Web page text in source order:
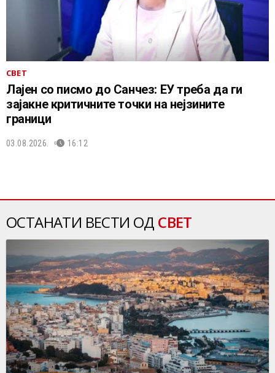
СВЕТ
Лајен со писмо до Санчез: ЕУ треба да ги
зајакне критичните точки на нејзините
граници
03.08.2026. 16:12
ОСТАНАТИ ВЕСТИ ОД СВЕТ